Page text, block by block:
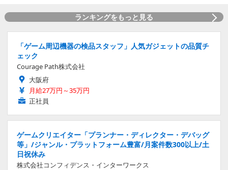
ランキングをもっと見る
「ゲーム周辺機器の検品スタッフ」人気ガジェットの品質チ
ェック
Courage Path株式会社
大阪府
月給27万円～35万円
正社員
ゲームクリエイター「プランナー・ディレクター・デバッグ
等」/ジャンル・プラットフォーム豊富/月案件数300以上/土
日祝休み
株式会社コンフィデンス・インターワークス